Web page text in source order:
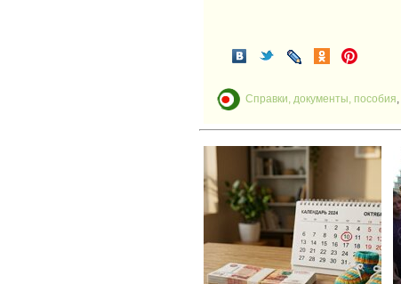
Справки, документы, пособия,